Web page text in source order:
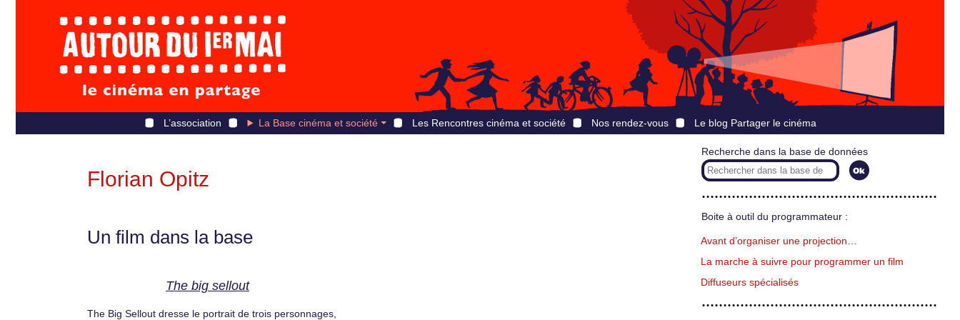
L’association La Base cinéma et société Les Rencontres cinéma et société Nos rendez-vous Le blog Partager le cinéma
Florian Opitz
Un film dans la base
The big sellout
The Big Sellout dresse le portrait de trois personnages,
Recherche dans la base de données
Boite à outil du programmateur :
Avant d’organiser une projection…
La marche à suivre pour programmer un film
Diffuseurs spécialisés